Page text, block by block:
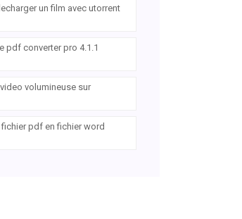
un film avec utorrent
pdf converter pro 4.1.1
volumineuse sur
pdf en fichier word